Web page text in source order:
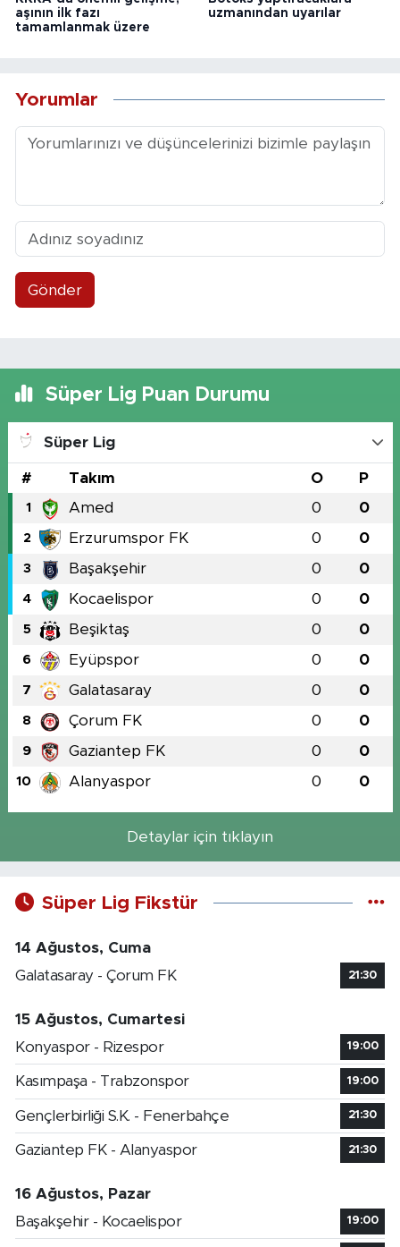
aşının ilk fazı
tamamlanmak üzere
uzmanından uyarılar
Yorumlar
Gönder
Süper Lig Puan Durumu
Süper Lig
# Takım O P
1 Amed 0 0
2 Erzurumspor FK 0 0
3 Başakşehir 0 0
4 Kocaelispor 0 0
5 Beşiktaş 0 0
6 Eyüpspor 0 0
7 Galatasaray 0 0
8 Çorum FK 0 0
9 Gaziantep FK 0 0
10 Alanyaspor 0 0
Detaylar için tıklayın
Süper Lig Fikstür
14 Ağustos, Cuma
Galatasaray - Çorum FK
21:30
15 Ağustos, Cumartesi
Konyaspor - Rizespor
19:00
Kasımpaşa - Trabzonspor 19:00
Gençlerbirliği S.K. - Fenerbahçe 21:30
Gaziantep FK - Alanyaspor 21:30
16 Ağustos, Pazar
Başakşehir - Kocaelispor
19:00